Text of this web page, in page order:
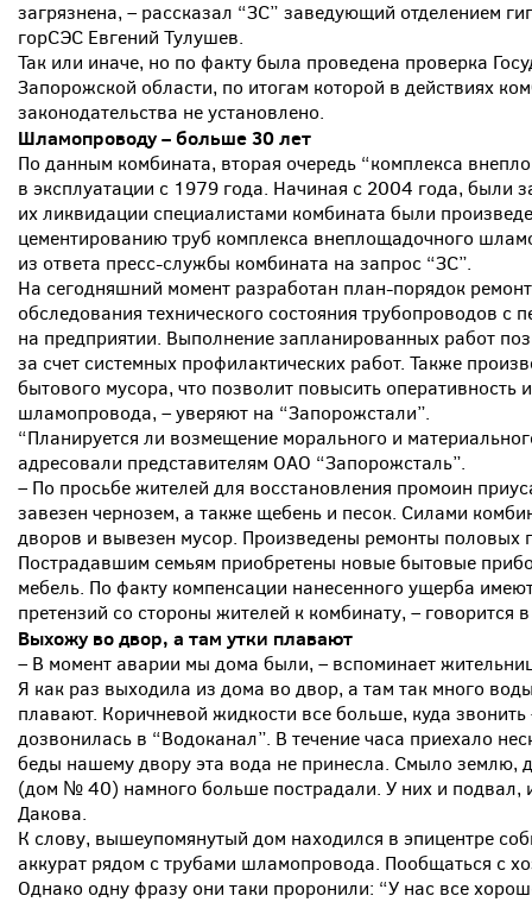
загрязнена, – рассказал “ЗС” заведующий отделением
горСЭС Евгений Тулушев.
Так или иначе, но по факту была проведена проверка
Запорожской области, по итогам которой в действиях
законодательства не установлено.
Шламопроводу – больше 30 лет
По данным комбината, вторая очередь “комплекса
в эксплуатации с 1979 года. Начиная с 2004 года,
их ликвидации специалистами комбината были
цементированию труб комплекса внеплощадочного
из ответа пресс-службы комбината на запрос “ЗС”.
На сегодняшний момент разработан план-порядок
обследования технического состояния трубопроводов с
на предприятии. Выполнение запланированных работ
за счет системных профилактических работ. Также
бытового мусора, что позволит повысить оперативность
шламопровода, – уверяют на “Запорожстали”.
“Планируется ли возмещение морального и
адресовали представителям ОАО “Запорожсталь”.
– По просьбе жителей для восстановления промоин
завезен чернозем, а также щебень и песок. Силами
дворов и вывезен мусор. Произведены ремонты
Пострадавшим семьям приобретены новые бытовые
мебель. По факту компенсации нанесенного ущерба
претензий со стороны жителей к комбинату, – говорится
Выхожу во двор, а там утки плавают
– В момент аварии мы дома были, – вспоминает
Я как раз выходила из дома во двор, а там так много
плавают. Коричневой жидкости все больше, куда
дозвонилась в “Водоканал”. В течение часа приехало
беды нашему двору эта вода не принесла. Смыло землю,
(дом № 40) намного больше пострадали. У них и подвал,
Дакова.
К слову, вышеупомянутый дом находился в эпицентре
аккурат рядом с трубами шламопровода. Пообщаться с
Однако одну фразу они таки проронили: “У нас все